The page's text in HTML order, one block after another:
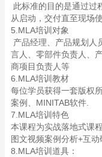
此标准的目的是通过过
从启动，交付直至现场
5.MLA培训对象
产品经理、产品规划人
言人、零部件负责人、
商项目负责人等
6.MLA培训教材
每位学员获得一套版权
案例、MINITAB软件.
7.MLA培训特色
本课程为实战落地式课
图文视频案例分析+互动
8.MLA培训道具：